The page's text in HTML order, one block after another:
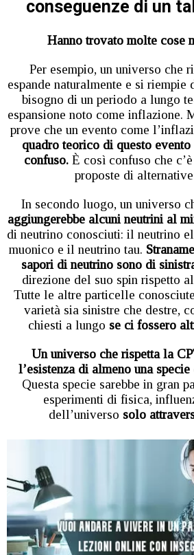
conseguenze di un
Hanno trovato molte cose
Per esempio, un universo che
espande naturalmente e si
bisogno di un periodo a lungo
espansione noto come inflazione.
prove che un evento come
quadro teorico di questo
confuso. È così confuso che
proposte di
In secondo luogo, un universo
aggiungerebbe alcuni neutrini al
di neutrino conosciuti: il neutrino
muonico e il neutrino tau.
sapori di neutrino sono di
direzione del suo spin rispetto
Tutte le altre particelle
varietà sia sinistre che destre,
chiesti a lungo se ci fossero
Un universo che rispetta la
l’esistenza di almeno una
Questa specie sarebbe in gran
esperimenti di fisica,
dell’universo solo